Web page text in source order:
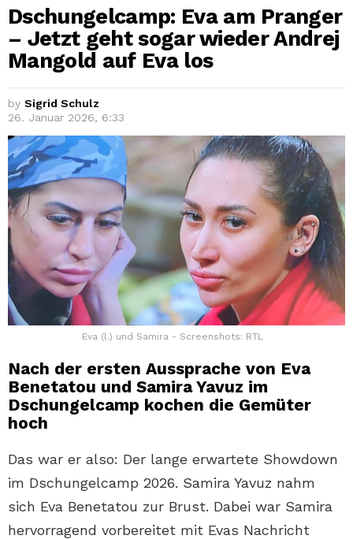
Dschungelcamp: Eva am Pranger
– Jetzt geht sogar wieder Andrej
Mangold auf Eva los
by Sigrid Schulz
26. Januar 2026, 6:33
Eva (l.) und Samira - Screenshots: RTL
Nach der ersten Aussprache von Eva
Benetatou und Samira Yavuz im
Dschungelcamp kochen die Gemüter
hoch
Das war er also: Der lange erwartete Showdown
im Dschungelcamp 2026. Samira Yavuz nahm
sich Eva Benetatou zur Brust. Dabei war Samira
hervorragend vorbereitet mit Evas Nachricht